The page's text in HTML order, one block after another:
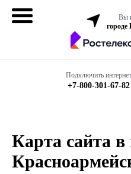
Вы
городе
Подключить интернет
+7-800-301-67-82
Карта сайта в